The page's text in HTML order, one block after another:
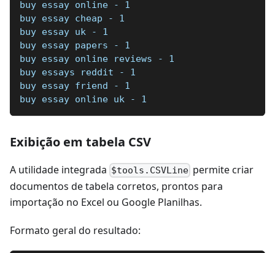
buy essay online - 1
buy essay cheap - 1
buy essay uk - 1
buy essay papers - 1
buy essay online reviews - 1
buy essays reddit - 1
buy essay friend - 1
buy essay online uk - 1
Exibição em tabela CSV
A utilidade integrada $tools.CSVLine permite criar
documentos de tabela corretos, prontos para
importação no Excel ou Google Planilhas.
Formato geral do resultado: